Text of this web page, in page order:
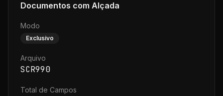
Documentos com Alçada
Modo
Exclusivo
Arquivo
SCR990
Total de Campos